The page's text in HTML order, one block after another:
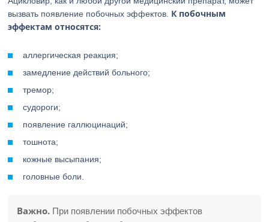
вызвать появление побочных эффектов. К побочным
эффектам относятся:
аллергическая реакция;
замедление действий больного;
тремор;
судороги;
появление галлюцинаций;
тошнота;
кожные высыпания;
головные боли.
Важно. При появлении побочных эффектов